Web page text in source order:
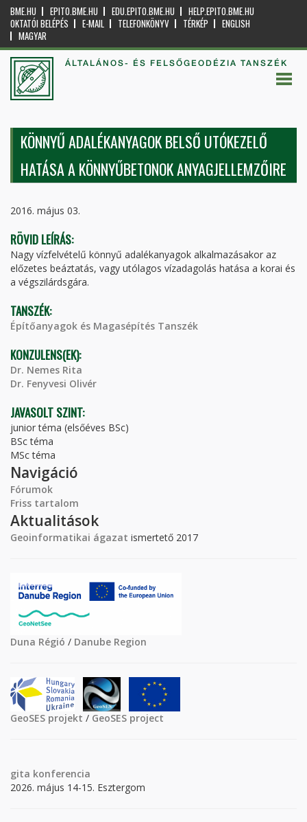
BME.HU EPITO.BME.HU EDU.EPITO.BME.HU
HELP.EPITO.BME.HU
OKTATÓI BELÉPÉS
E-MAIL TELEFONKÖNYV TÉRKÉP
ENGLISH
MAGYAR
ÁLTALÁNOS- ÉS FELSŐGEODÉZIA TANSZÉK
KÖNNYŰ ADALÉKANYAGOK BELSŐ UTÓKEZELŐ
HATÁSA A KÖNNYŰBETONOK ANYAGJELLEMZŐIRE
2016. május 03.
RÖVID LEÍRÁS:
Nagy vízfelvételű könnyű adalékanyagok alkalmazásakor az
előzetes beáztatás, vagy utólagos vízadagolás hatása a korai és
a végszilárdsgára.
TANSZÉK:
Építőanyagok és Magasépítés Tanszék
KONZULENS(EK):
Dr. Nemes Rita
Dr. Fenyvesi Olivér
JAVASOLT SZINT:
junior téma (elsőéves BSc)
BSc téma
MSc téma
Navigáció
Fórumok
Friss tartalom
Aktualitások
Geoinformatikai ágazat ismertető 2017
Duna Régió / Danube Region
GeoSES projekt / GeoSES project
gita konferencia
2026. május 14-15. Esztergom